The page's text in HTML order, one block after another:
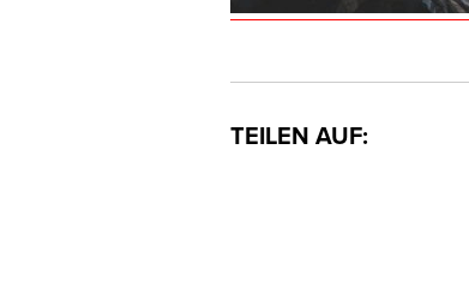
TEILEN AUF: